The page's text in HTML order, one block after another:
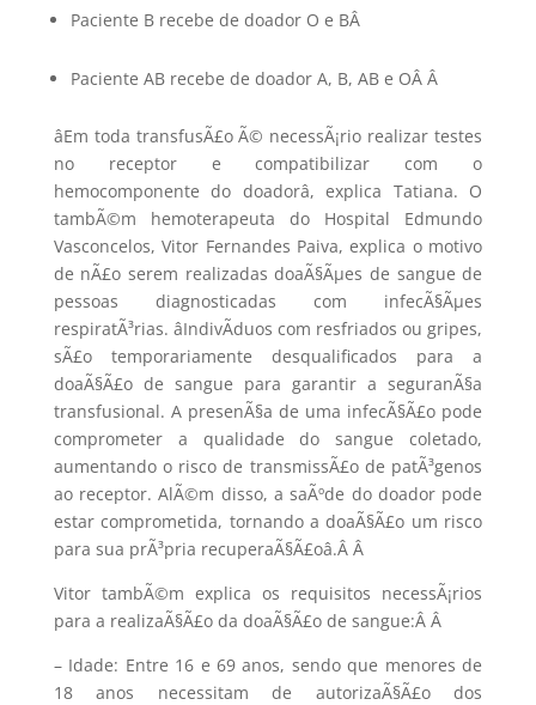
Paciente B recebe de doador O e BÂ
Paciente AB recebe de doador A, B, AB e OÂ Â
âEm toda transfusÃ£o Ã© necessÃ¡rio realizar testes
no receptor e compatibilizar com o
hemocomponente do doadorâ, explica Tatiana. O
tambÃ©m hemoterapeuta do Hospital Edmundo
Vasconcelos, Vitor Fernandes Paiva, explica o motivo
de nÃ£o serem realizadas doaÃ§Ãµes de sangue de
pessoas diagnosticadas com infecÃ§Ãµes
respiratÃ³rias. âIndivÃ­duos com resfriados ou gripes,
sÃ£o temporariamente desqualificados para a
doaÃ§Ã£o de sangue para garantir a seguranÃ§a
transfusional. A presenÃ§a de uma infecÃ§Ã£o pode
comprometer a qualidade do sangue coletado,
aumentando o risco de transmissÃ£o de patÃ³genos
ao receptor. AlÃ©m disso, a saÃºde do doador pode
estar comprometida, tornando a doaÃ§Ã£o um risco
para sua prÃ³pria recuperaÃ§Ã£oâ.Â Â
Vitor tambÃ©m explica os requisitos necessÃ¡rios
para a realizaÃ§Ã£o da doaÃ§Ã£o de sangue:Â Â
– Idade: Entre 16 e 69 anos, sendo que menores de
18 anos necessitam de autorizaÃ§Ã£o dos